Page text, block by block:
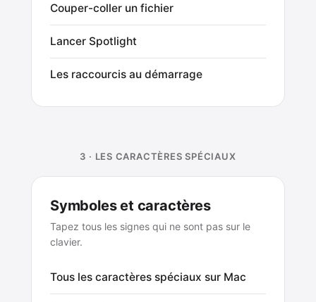
Couper-coller un fichier
Lancer Spotlight
Les raccourcis au démarrage
3 · LES CARACTÈRES SPÉCIAUX
Symboles et caractères
Tapez tous les signes qui ne sont pas sur le
clavier.
Tous les caractères spéciaux sur Mac